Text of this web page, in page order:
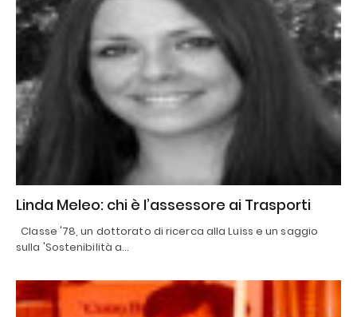
Linda Meleo: chi è l’assessore ai Trasporti
Classe '78, un dottorato di ricerca alla Luiss e un saggio
sulla 'Sostenibilità a…